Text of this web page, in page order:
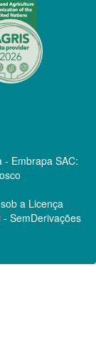
- Embrapa SAC:
a Licença
SemDerivações